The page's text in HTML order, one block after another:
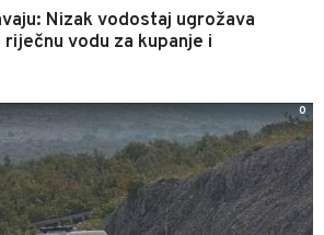
Nizak vodostaj ugrožava
vodu za kupanje i
0